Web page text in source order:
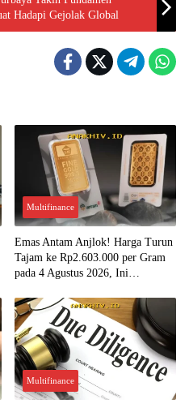
Hadapi Gejolak Global
Multifinance
Emas Antam Anjlok! Harga Turun
Tajam ke Rp2.603.000 per Gram
pada 4 Agustus 2026, Ini
Multifinance